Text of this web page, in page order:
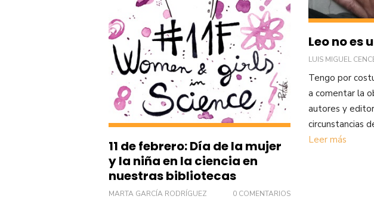
11 de febrero: Día de la mujer
y la niña en la ciencia en
nuestras bibliotecas
MARTA GARCÍA RODRÍGUEZ 0 COMENTARIOS
Leo no es
LUIS MIGUEL
Tengo por
a comentar la
autores y
circunstancias
Leer más